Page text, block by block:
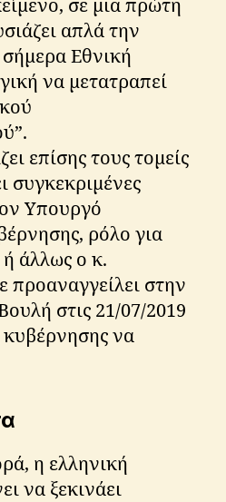
σε μια πρώτη
απλά την
Εθνική
να μετατραπεί
επίσης τους τομείς
συγκεκριμένες
Υπουργό
ρόλο για
άλλως ο κ.
προαναγγείλει στην
στις 21/07/2019
να
η ελληνική
να ξεκινάει